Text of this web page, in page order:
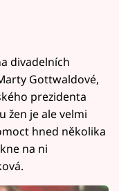
divadelních
Gottwaldové,
prezidenta
žen je ale velmi
hned několika
na ni